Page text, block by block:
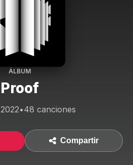
ÁLBUM
Proof
2022•48 canciones
Compartir